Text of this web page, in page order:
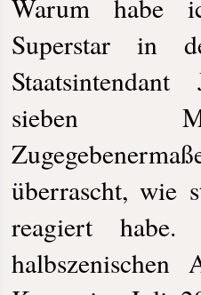
Warum habe
Superstar in
sieben
überrascht, wie
reagiert